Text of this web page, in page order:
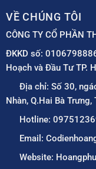
VỀ CHÚNG TÔI
CÔNG TY CỔ PHẦN
ĐKKD số:
Hoạch và Đầu Tư TP.
Địa chỉ: Số 30,
Nhàn, Q.Hai Bà Trưng,
Hotline:
Email:
Website: